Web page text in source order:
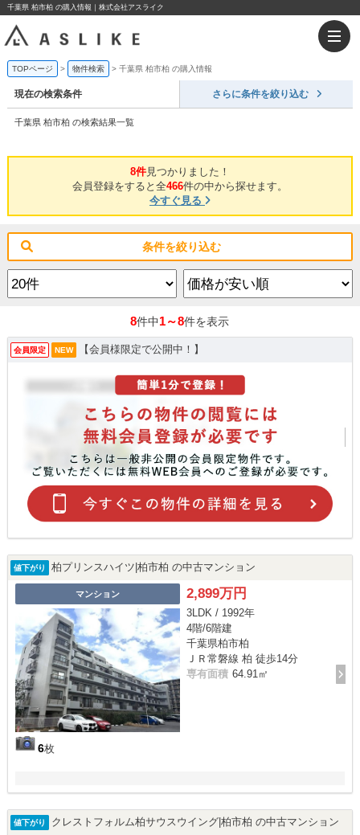
千葉県 柏市柏 の購入情報｜株式会社アスライク
TOPページ 物件検索 千葉県 柏市柏 の購入情報
現在の検索条件 さらに条件を絞り込む
千葉県 柏市柏 の検索結果一覧
8件見つかりました！
会員登録をすると全466件の中から探せます。
今すぐ見る
条件を絞り込む
8件中1～8件を表示
会員限定 NEW 【会員様限定で公開中！】
値下がり 柏プリンスハイツ|柏市柏 の中古マンション
マンション
6枚
2,899万円
3LDK / 1992年
4階/6階建
千葉県柏市柏
ＪＲ常磐線 柏 徒歩14分
専有面積 64.91㎡
値下がり クレストフォルム柏サウスウイング|柏市柏 の中古マンション